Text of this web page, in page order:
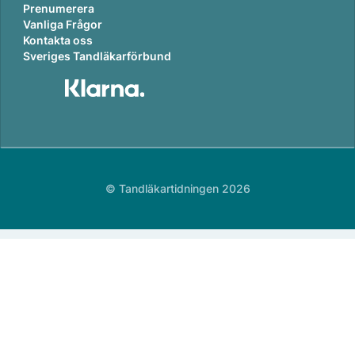
Prenumerera
Vanliga Frågor
Kontakta oss
Sveriges Tandläkarförbund
© Tandläkartidningen 2026